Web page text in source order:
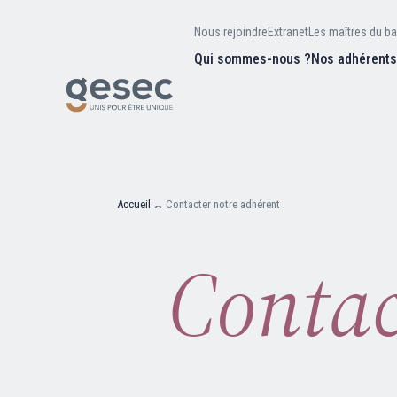
Nous rejoindreExtranet Les maîtres du
Qui sommes-nous ?Nos adhérents
Nous rejoindre
Extranet
Recherche
Accueil Contacter notre adhérent